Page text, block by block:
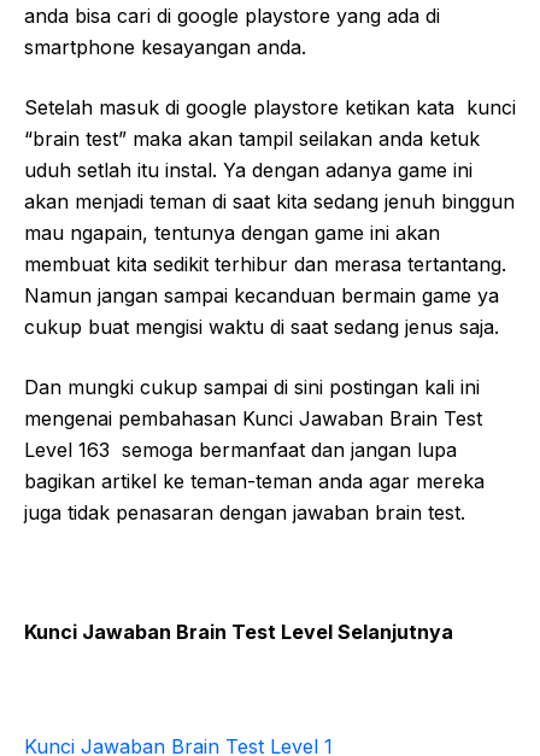
anda bisa cari di google playstore yang ada di
smartphone kesayangan anda.
Setelah masuk di google playstore ketikan kata kunci
“brain test” maka akan tampil seilakan anda ketuk
uduh setlah itu instal. Ya dengan adanya game ini
akan menjadi teman di saat kita sedang jenuh binggun
mau ngapain, tentunya dengan game ini akan
membuat kita sedikit terhibur dan merasa tertantang.
Namun jangan sampai kecanduan bermain game ya
cukup buat mengisi waktu di saat sedang jenus saja.
Dan mungki cukup sampai di sini postingan kali ini
mengenai pembahasan Kunci Jawaban Brain Test
Level 163 semoga bermanfaat dan jangan lupa
bagikan artikel ke teman-teman anda agar mereka
juga tidak penasaran dengan jawaban brain test.
Kunci Jawaban Brain Test Level Selanjutnya
Kunci Jawaban Brain Test Level 1